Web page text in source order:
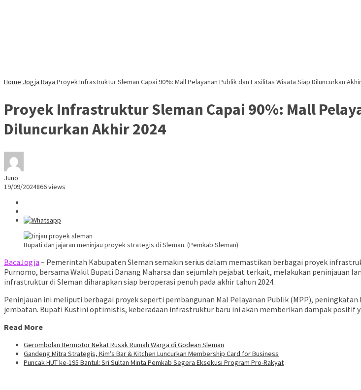
Home Jogja Raya Proyek Infrastruktur Sleman Capai 90%: Mall Pelayanan Publik dan Fasilitas Wisata Siap Diluncurkan
Proyek Infrastruktur Sleman Capai 90%: Mall
Diluncurkan Akhir 2024
Juno
19/09/2024866 views
Bupati dan jajaran meninjau proyek strategis di Sleman. (Pemkab Sleman)
BacaJogja – Pemerintah Kabupaten Sleman semakin serius dalam memastikan berbagai proyek
Purnomo, bersama Wakil Bupati Danang Maharsa dan sejumlah pejabat terkait, melakukan peninjauan
infrastruktur di Sleman diharapkan siap beroperasi penuh pada akhir tahun 2024.
Peninjauan ini meliputi berbagai proyek seperti pembangunan Mal Pelayanan Publik (MPP),
jembatan. Bupati Kustini optimistis, keberadaan infrastruktur baru ini akan memberikan dampak positif
Read More
Gerombolan Bermotor Nekat Rusak Rumah Warga di Godean Sleman
Gandeng Mitra Strategis, Kim’s Bar & Kitchen Luncurkan Membership Card for Business
Puncak HUT ke-195 Bantul: Sri Sultan Minta Pemkab Segera Eksekusi Program Pro-Rakyat